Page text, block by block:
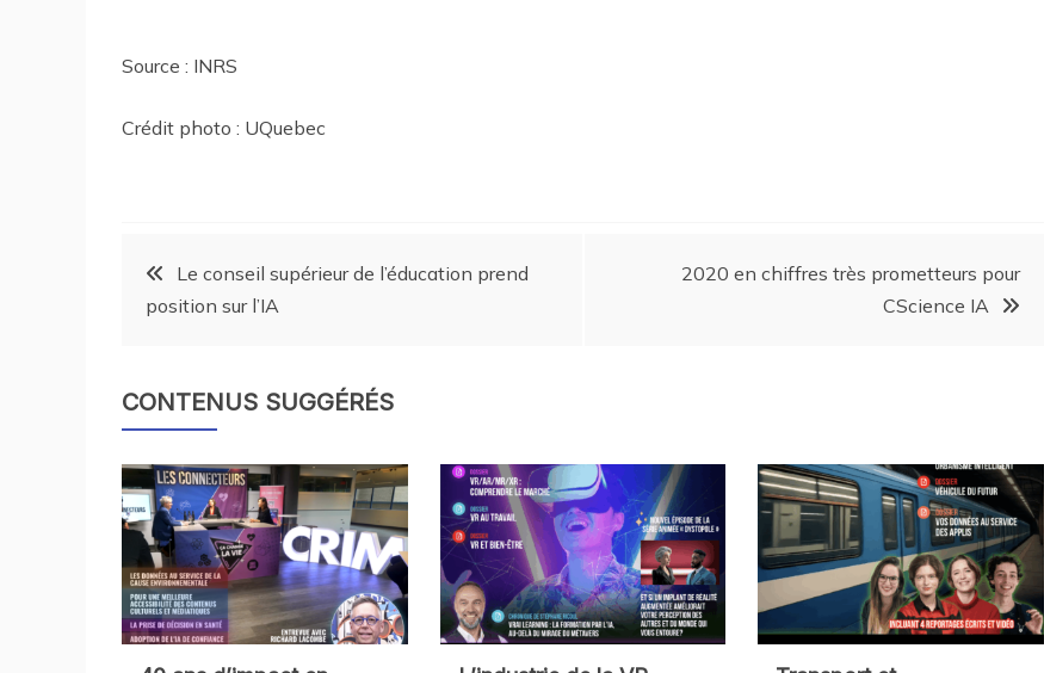
Source : INRS
Crédit photo : UQuebec
Le conseil supérieur de l’éducation prend
position sur l’IA
2020 en chiffres très prometteurs pour
CScience IA
CONTENUS SUGGÉRÉS